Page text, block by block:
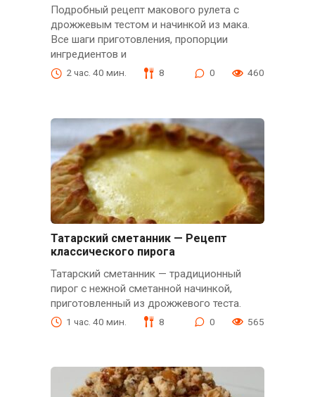
Подробный рецепт макового рулета с
дрожжевым тестом и начинкой из мака.
Все шаги приготовления, пропорции
ингредиентов и
2 час. 40 мин. 8 0 460
Татарский сметанник — Рецепт
классического пирога
Татарский сметанник — традиционный
пирог с нежной сметанной начинкой,
приготовленный из дрожжевого теста.
1 час. 40 мин. 8 0 565